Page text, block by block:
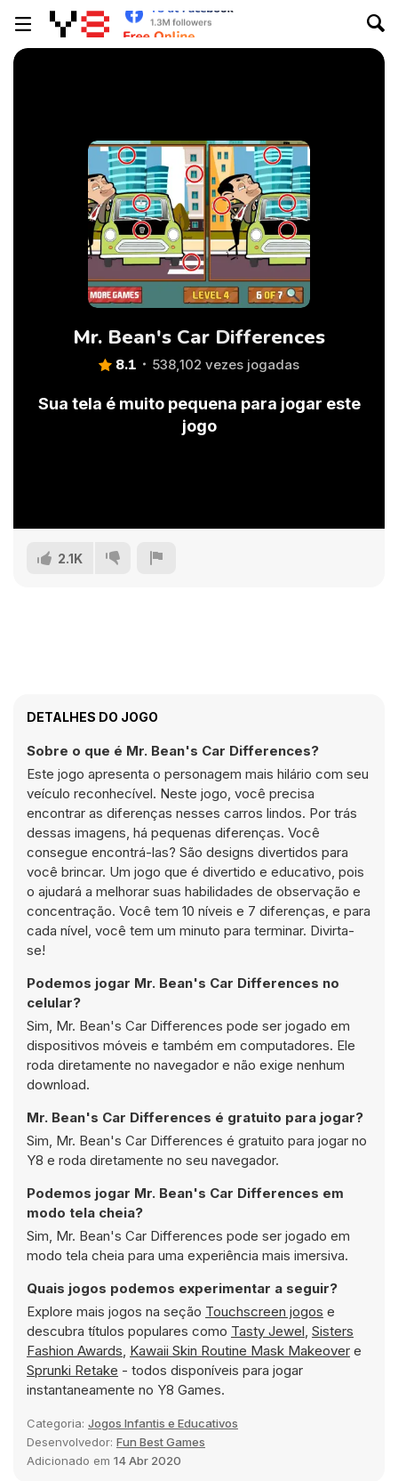
Mr. Bean's Car Differences
8.1 538,102 vezes jogadas
Sua tela é muito pequena para jogar este
jogo
2.1K
DETALHES DO JOGO
Sobre o que é Mr. Bean's Car Differences?
Este jogo apresenta o personagem mais hilário com seu
veículo reconhecível. Neste jogo, você precisa
encontrar as diferenças nesses carros lindos. Por trás
dessas imagens, há pequenas diferenças. Você
consegue encontrá-las? São designs divertidos para
você brincar. Um jogo que é divertido e educativo, pois
o ajudará a melhorar suas habilidades de observação e
concentração. Você tem 10 níveis e 7 diferenças, e para
cada nível, você tem um minuto para terminar. Divirta-
se!
Podemos jogar Mr. Bean's Car Differences no
celular?
Sim, Mr. Bean's Car Differences pode ser jogado em
dispositivos móveis e também em computadores. Ele
roda diretamente no navegador e não exige nenhum
download.
Mr. Bean's Car Differences é gratuito para jogar?
Sim, Mr. Bean's Car Differences é gratuito para jogar no
Y8 e roda diretamente no seu navegador.
Podemos jogar Mr. Bean's Car Differences em
modo tela cheia?
Sim, Mr. Bean's Car Differences pode ser jogado em
modo tela cheia para uma experiência mais imersiva.
Quais jogos podemos experimentar a seguir?
Explore mais jogos na seção Touchscreen jogos e
descubra títulos populares como Tasty Jewel, Sisters
Fashion Awards, Kawaii Skin Routine Mask Makeover e
Sprunki Retake - todos disponíveis para jogar
instantaneamente no Y8 Games.
Categoria: Jogos Infantis e Educativos
Desenvolvedor: Fun Best Games
Adicionado em 14 Abr 2020